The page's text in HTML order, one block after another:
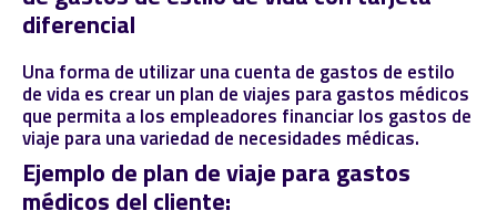
diferencial
Una forma de utilizar una cuenta de gastos de estilo
de vida es crear un plan de viajes para gastos médicos
que permita a los empleadores financiar los gastos de
viaje para una variedad de necesidades médicas.
Ejemplo de plan de viaje para gastos
médicos del cliente: